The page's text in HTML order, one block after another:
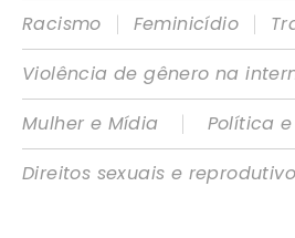
Racismo
| Feminicídio |
Violência de gênero na
Mulher e Mídia
|
Política
Direitos sexuais e